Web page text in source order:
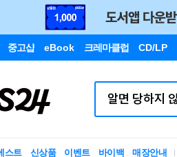
중고샵 eBook 크레마클럽 CD/LP
스트 신상품 이벤트 바이백 매장안내